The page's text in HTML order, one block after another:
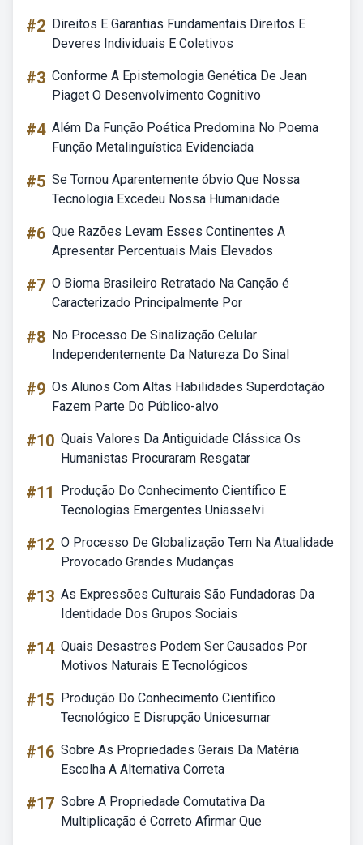
#2 Direitos E Garantias Fundamentais Direitos E
Deveres Individuais E Coletivos
#3 Conforme A Epistemologia Genética De Jean
Piaget O Desenvolvimento Cognitivo
#4 Além Da Função Poética Predomina No Poema
Função Metalinguística Evidenciada
#5 Se Tornou Aparentemente óbvio Que Nossa
Tecnologia Excedeu Nossa Humanidade
#6 Que Razões Levam Esses Continentes A
Apresentar Percentuais Mais Elevados
#7 O Bioma Brasileiro Retratado Na Canção é
Caracterizado Principalmente Por
#8 No Processo De Sinalização Celular
Independentemente Da Natureza Do Sinal
#9 Os Alunos Com Altas Habilidades Superdotação
Fazem Parte Do Público-alvo
#10 Quais Valores Da Antiguidade Clássica Os
Humanistas Procuraram Resgatar
#11
Produção Do Conhecimento Científico E
Tecnologias Emergentes Uniasselvi
#12 O Processo De Globalização Tem Na Atualidade
Provocado Grandes Mudanças
#13 As Expressões Culturais São Fundadoras Da
Identidade Dos Grupos Sociais
#14 Quais Desastres Podem Ser Causados Por
Motivos Naturais E Tecnológicos
#15 Produção Do Conhecimento Científico
Tecnológico E Disrupção Unicesumar
#16 Sobre As Propriedades Gerais Da Matéria
Escolha A Alternativa Correta
#17 Sobre A Propriedade Comutativa Da
Multiplicação é Correto Afirmar Que